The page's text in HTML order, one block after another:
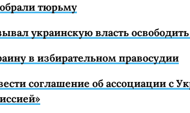
тюрьму
украинскую власть
в избирательном правосудии
соглашение об ассоциации с